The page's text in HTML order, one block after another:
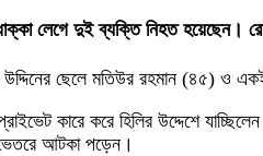
ধাক্কা লেগে দুই ব্যক্তি নিহত
উদ্দিনের ছেলে মতিউর রহমান (৪৫)
কারে করে হিলির উদ্দেশে
আটকা পড়েন।